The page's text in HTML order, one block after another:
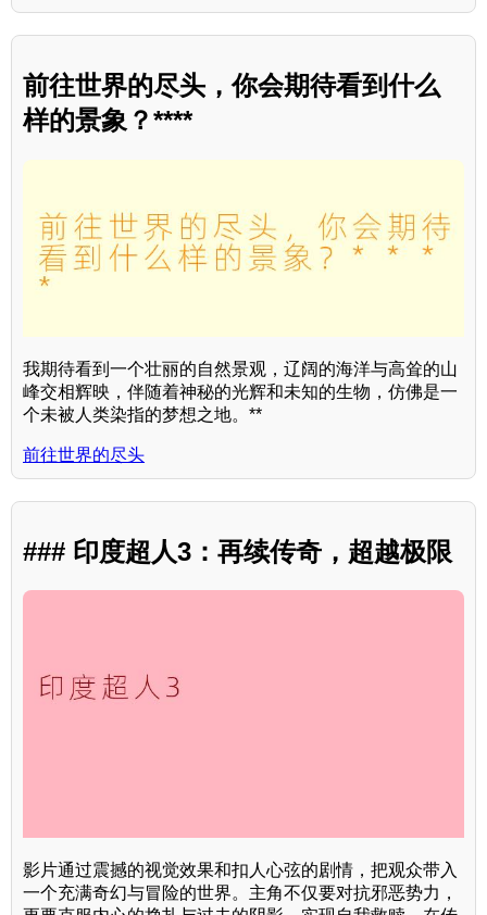
前往世界的尽头，你会期待看到什么
样的景象？****
我期待看到一个壮丽的自然景观，辽阔的海洋与高耸的山
峰交相辉映，伴随着神秘的光辉和未知的生物，仿佛是一
个未被人类染指的梦想之地。**
前往世界的尽头
### 印度超人3：再续传奇，超越极限
影片通过震撼的视觉效果和扣人心弦的剧情，把观众带入
一个充满奇幻与冒险的世界。主角不仅要对抗邪恶势力，